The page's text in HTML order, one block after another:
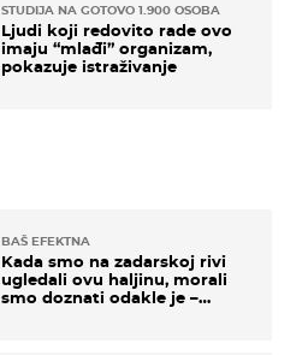
STUDIJA NA GOTOVO 1.900 OSOBA
Ljudi koji redovito rade ovo
imaju “mlađi” organizam,
pokazuje istraživanje
BAŠ EFEKTNA
Kada smo na zadarskoj rivi
ugledali ovu haljinu, morali
smo doznati odakle je –